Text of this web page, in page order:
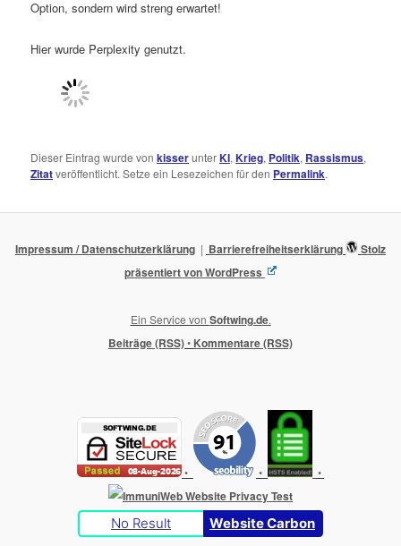
Option, sondern wird streng erwartet!
Hier wurde Perplexity genutzt.
Dieser Eintrag wurde vonkisserunterKI,Krieg, Politik, Rassismus,
Zitatveröffentlicht. Setze ein Lesezeichen für den Permalink.
Impressum / Datenschutzerklärung Barrierefreiheitserklärung
Stolz
präsentiert von WordPress
Ein Service von Softwing.de.
Beiträge (RSS)• Kommentare (RSS)
• • •
No Result Website Carbon